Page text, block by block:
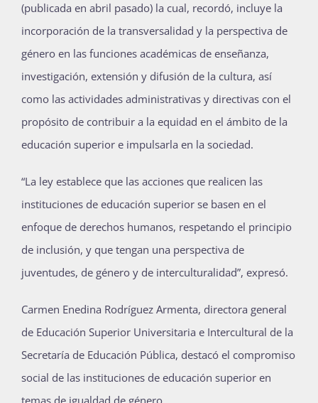
(publicada en abril pasado) la cual, recordó, incluye la
incorporación de la transversalidad y la perspectiva de
género en las funciones académicas de enseñanza,
investigación, extensión y difusión de la cultura, así
como las actividades administrativas y directivas con el
propósito de contribuir a la equidad en el ámbito de la
educación superior e impulsarla en la sociedad.
“La ley establece que las acciones que realicen las
instituciones de educación superior se basen en el
enfoque de derechos humanos, respetando el principio
de inclusión, y que tengan una perspectiva de
juventudes, de género y de interculturalidad”, expresó.
Carmen Enedina Rodríguez Armenta, directora general
de Educación Superior Universitaria e Intercultural de la
Secretaría de Educación Pública, destacó el compromiso
social de las instituciones de educación superior en